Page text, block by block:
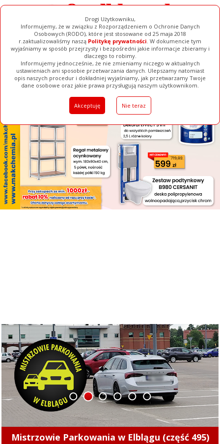
Drogi Użytkowniku,
Informujemy, że w związku z Rozporządzeniem o Ochronie Danych
Osobowych (RODO), które jest stosowane od 25 maja 2018
r.zaktualizowaliśmy naszą Politykę prywatności. W dokumencie tym
wyjaśniamy w sposób przejrzysty i bezpośredni jakie informacje zbieramy i
dlaczego to robimy.
Informujemy jednocześnie, że nie zmieniamy niczego w aktualnych
ustawieniach ani sposobie przetwarzania danych. Ulepszamy natomiast
opis naszych procedur i dokładniej wyjaśniamy, jak przetwarzamy Twoje
dane osobowe oraz jakie prawa przysługują naszym użytkownikom.
Akceptuję Nie teraz
[ ZAMKNIJ ]
Ogłoszenia Filmy Galerie Baza Firm Pełna Wersja
Kolejny nietrzeźwy kierowca z Elbląga za
1 2 3 4 5 6